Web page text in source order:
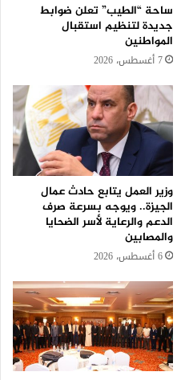
ساحة “الطيب” تعلن ضوابط
جديدة لتنظيم استقبال
المواطنين
7 أغسطس، 2026
وزير العمل يتابع حادث عمال
الجيزة.. ويوجه بسرعة صرف
الدعم والرعاية لأسر الضحايا
والمصابين
6 أغسطس، 2026